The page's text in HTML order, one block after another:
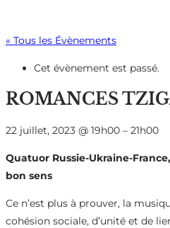
« Tous les Évènements
Cet évènement est passé.
ROMANCES
22 juillet, 2023 @ 19h00 – 21h00
Quatuor Russie-Ukraine-
bon sens
Ce n’est plus à prouver, la
cohésion sociale, d’unité et de